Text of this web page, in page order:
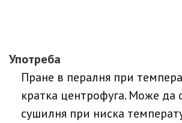
Употреба
Пране в пералня при
кратка центрофуга. Може да
сушилня при ниска